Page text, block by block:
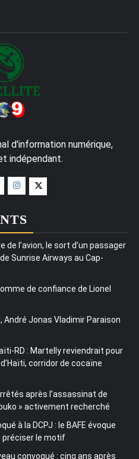
d'information numérique,
indépendant.
l’avion, le sort d’un passager
Sunrise Airways au Cap-
de confiance de Lionel
André Jonas Vladimir Paraison
RD : Martelly reviendrait pour
corridor de cocaïne
après l’assassinat de
» activement recherché
à la DCPJ : le BAFE évoque
préciser le motif
convoqué : cinq ans après